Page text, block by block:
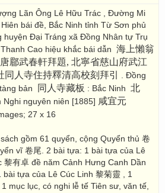
Lãn Ông Lê Hữu Trác , Đường Mi
bái đề, Bắc Ninh tỉnh Từ Sơn phủ
huyện Đại Tráng xã Đồng Nhân tự Trụ
Cao hiệu khắc bái dẫn 海上懶翁
郿武春軒拜題, 北寧省慈山府武江
同人寺住持釋清高校刻拜引
. Đồng
bản
同人寺藏板 : Bắc Ninh 北
Nghi nguyên niên [1885] 咸宜元
27 x 16
gồm 61 quyển, cộng Quyển thủ 卷
vĩ 卷尾. 2 bài tựa: 1 bài tựa của Lê
黎有卓 đề năm Cảnh Hưng Canh Dần
bài tựa của Lê Cúc Linh 黎菊靈 , 1
mục lục, có nghi lễ tế Tiên sư, văn tế,